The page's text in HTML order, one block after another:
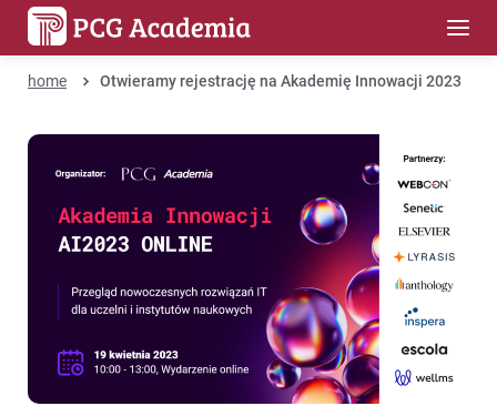
home Otwieramy rejestrację na Akademię Innowacji 2023